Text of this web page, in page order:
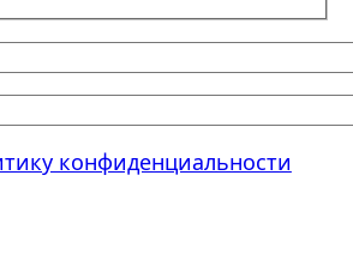
конфиденциальности